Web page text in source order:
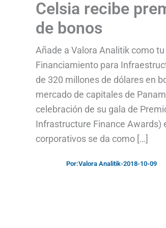
Celsia recibe
de bonos
Añade a Valora Analitik como
Financiamiento para
de 320 millones de dólares en
mercado de capitales de
celebración de su gala de
Infrastructure Finance Awards)
corporativos se da como […]
Por:Valora Analitik-2018-10-09